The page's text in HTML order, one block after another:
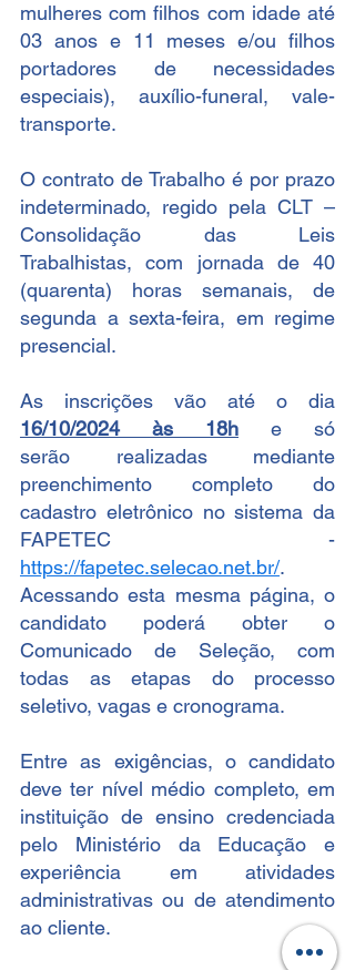
mulheres com filhos com idade até
03 anos e 11 meses e/ou filhos
portadores de necessidades
especiais), auxílio-funeral, vale-
transporte.
O contrato de Trabalho é por prazo
indeterminado, regido pela CLT –
Consolidação das Leis
Trabalhistas, com jornada de 40
(quarenta) horas semanais, de
segunda a sexta-feira, em regime
presencial.
16/10/2024 às 18h e só
serão realizadas mediante
preenchimento completo do
cadastro eletrônico no sistema da
https://fapetec.selecao.net.br/.
Acessando esta mesma página, o
candidato poderá obter o
Comunicado de Seleção, com
todas as etapas do processo
seletivo, vagas e cronograma.
Entre as exigências, o candidato
deve ter nível médio completo, em
instituição de ensino credenciada
pelo Ministério da Educação e
experiência em atividades
administrativas ou de atendimento
ao cliente.